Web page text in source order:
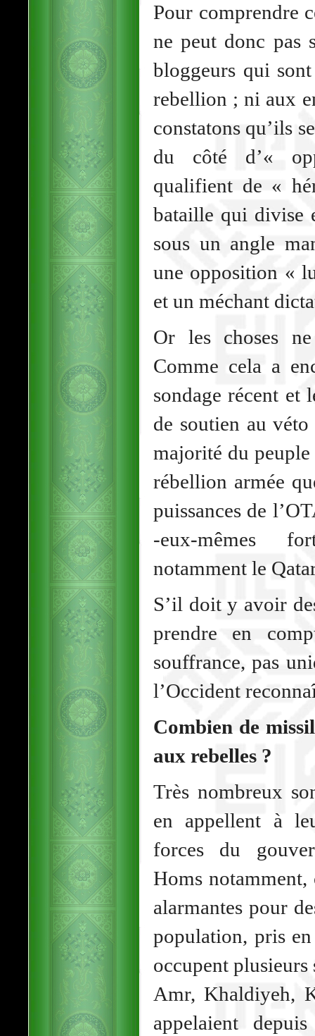
Pour comprendre
ne peut donc pas
bloggeurs qui
rebellion ; ni aux
constatons qu’ils
du côté d’«
qualifient de «
bataille qui divise
sous un angle
une opposition «
et un méchant
Or les choses
Comme cela a
sondage récent et
de soutien au
majorité du
rébellion armée
puissances de
-eux-mêmes
notamment le
S’il doit y avoir
prendre en
souffrance, pas
l’Occident
Combien de
aux rebelles ?
Très nombreux
en appellent à
forces du
Homs
alarmantes pour
population, pris
occupent
Amr, Khaldiyeh,
appelaient